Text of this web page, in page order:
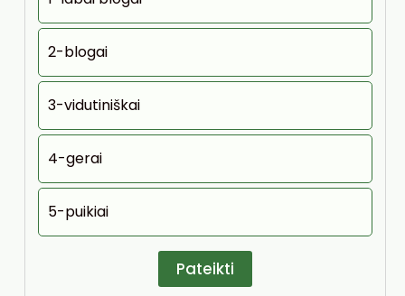
2-blogai
3-vidutiniškai
4-gerai
5-puikiai